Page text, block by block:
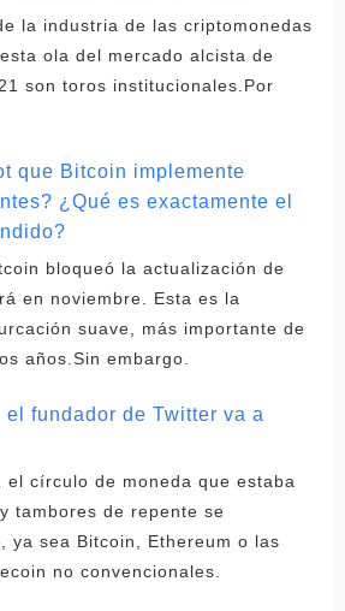
la industria de las criptomonedas
ola del mercado alcista de
son toros institucionales.Por
que Bitcoin implemente
¿Qué es exactamente el
bloqueó la actualización de
en noviembre. Esta es la
suave, más importante de
años.Sin embargo.
el fundador de Twitter va a
el círculo de moneda que estaba
tambores de repente se
ya sea Bitcoin, Ethereum o las
no convencionales.